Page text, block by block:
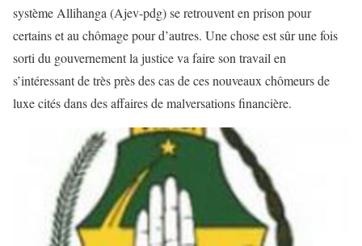
système Allihanga (Ajev-pdg) se retrouvent en prison pour
certains et au chômage pour d’autres. Une chose est sûr une fois
sorti du gouvernement la justice va faire son travail en
s’intéressant de très près des cas de ces nouveaux chômeurs de
luxe cités dans des affaires de malversations financière.